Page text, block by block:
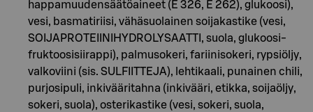
happamuudensäätöaineet (E 326, E 262), glukoosi),
vesi, basmatiriisi, vähäsuolainen soijakastike (vesi,
SOIJAPROTEIINIHYDROLYSAATTI, suola, glukoosi-
fruktoosisiirappi), palmusokeri, fariinisokeri, rypsiöljy,
valkoviini (sis. SULFIITTEJA), lehtikaali, punainen chili,
purjosipuli, inkivääritahna (inkivääri, etikka, soijaöljy,
sokeri, suola), osterikastike (vesi, sokeri, suola,